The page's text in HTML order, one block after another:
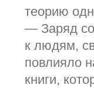
теорию
— Заряд
к людям,
повлияло
книги,